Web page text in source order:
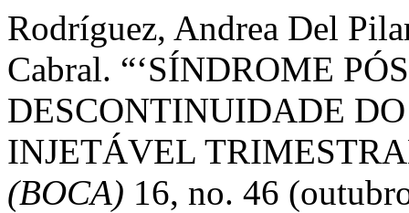
Rodríguez, Andrea Del
Cabral. “‘SÍNDROME
DESCONTINUIDADE
INJETÁVEL
(BOCA) 16, no. 46